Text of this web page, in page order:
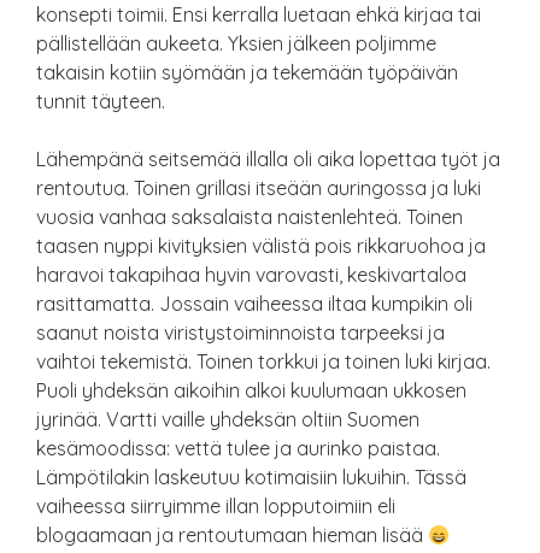
konsepti toimii. Ensi kerralla luetaan ehkä kirjaa tai
pällistellään aukeeta. Yksien jälkeen poljimme
takaisin kotiin syömään ja tekemään työpäivän
tunnit täyteen.
Lähempänä seitsemää illalla oli aika lopettaa työt ja
rentoutua. Toinen grillasi itseään auringossa ja luki
vuosia vanhaa saksalaista naistenlehteä. Toinen
taasen nyppi kivityksien välistä pois rikkaruohoa ja
haravoi takapihaa hyvin varovasti, keskivartaloa
rasittamatta. Jossain vaiheessa iltaa kumpikin oli
saanut noista viristystoiminnoista tarpeeksi ja
vaihtoi tekemistä. Toinen torkkui ja toinen luki kirjaa.
Puoli yhdeksän aikoihin alkoi kuulumaan ukkosen
jyrinää. Vartti vaille yhdeksän oltiin Suomen
kesämoodissa: vettä tulee ja aurinko paistaa.
Lämpötilakin laskeutuu kotimaisiin lukuihin. Tässä
vaiheessa siirryimme illan lopputoimiin eli
blogaamaan ja rentoutumaan hieman lisää